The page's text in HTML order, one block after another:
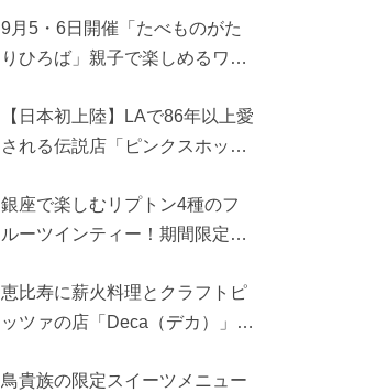
9月5・6日開催「たべものがた
りひろば」親子で楽しめるワー
ーなどをご紹介
【日本初上陸】LAで86年以上愛
される伝説店「ピンクスホット
ットドッグブーム到来!?
銀座で楽しむリプトン4種のフ
ルーツインティー！期間限定キ
恵比寿に薪火料理とクラフトピ
ッツァの店「Deca（デカ）」が
ストラン
鳥貴族の限定スイーツメニュー